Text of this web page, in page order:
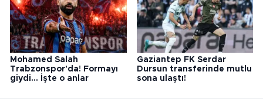
Mohamed Salah
Trabzonspor'da! Formayı
giydi... İşte o anlar
Gaziantep FK Serdar
Dursun transferinde mutlu
sona ulaştı!